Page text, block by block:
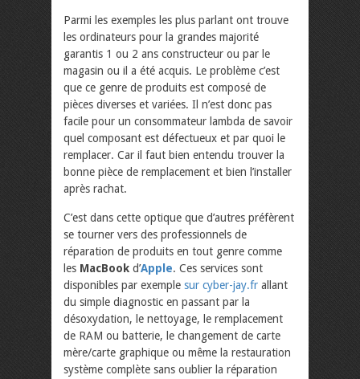
Parmi les exemples les plus parlant ont trouve
les ordinateurs pour la grandes majorité
garantis 1 ou 2 ans constructeur ou par le
magasin ou il a été acquis. Le problème c’est
que ce genre de produits est composé de
pièces diverses et variées. Il n’est donc pas
facile pour un consommateur lambda de savoir
quel composant est défectueux et par quoi le
remplacer. Car il faut bien entendu trouver la
bonne pièce de remplacement et bien l’installer
après rachat.
C’est dans cette optique que d’autres préfèrent
se tourner vers des professionnels de
réparation de produits en tout genre comme
les MacBook d’Apple. Ces services sont
disponibles par exemple sur cyber-jay.fr allant
du simple diagnostic en passant par la
désoxydation, le nettoyage, le remplacement
de RAM ou batterie, le changement de carte
mère/carte graphique ou même la restauration
système complète sans oublier la réparation